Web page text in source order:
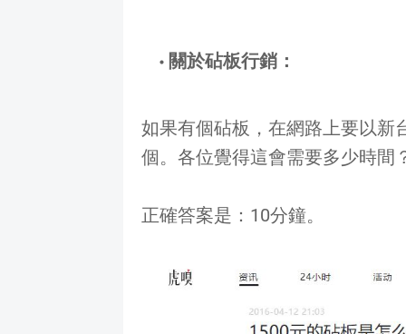
關於砧板行銷：
如果有個砧板，在網路上要以新
個。各位覺得這會需要多少時間
正確答案是：10分鐘。